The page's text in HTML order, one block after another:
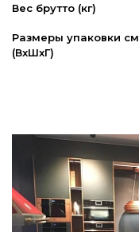
Вес брутто (кг)
Размеры упаковки см
(ВxШxГ)